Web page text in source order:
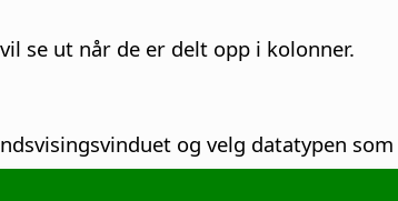
se ut når de er delt opp i kolonner.
og velg datatypen